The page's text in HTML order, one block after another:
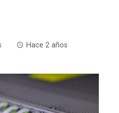
Hace 2 años